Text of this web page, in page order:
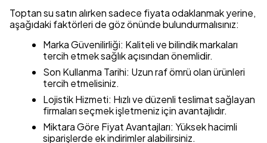
Toptan su satın alırken sadece fiyata odaklanmak yerine,
aşağıdaki faktörleri de göz önünde bulundurmalısınız:
Marka Güvenilirliği: Kaliteli ve bilindik markaları
tercih etmek sağlık açısından önemlidir.
Son Kullanma Tarihi: Uzun raf ömrü olan ürünleri
tercih etmelisiniz.
Lojistik Hizmeti: Hızlı ve düzenli teslimat sağlayan
firmaları seçmek işletmeniz için avantajlıdır.
Miktara Göre Fiyat Avantajları: Yüksek hacimli
siparişlerde ek indirimler alabilirsiniz.